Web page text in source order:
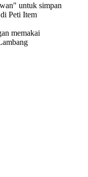
untuk simpan
Peti Item
memakai